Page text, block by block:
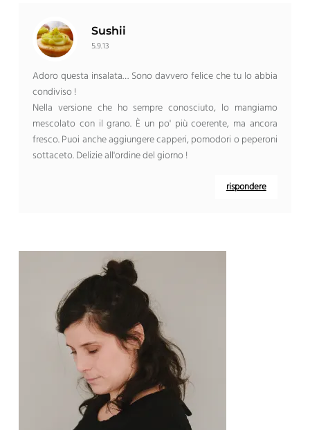
Sushii
5.9.13
Adoro questa insalata… Sono davvero felice che tu lo abbia
condiviso !
Nella versione che ho sempre conosciuto, lo mangiamo
mescolato con il grano. È un po' più coerente, ma ancora
fresco. Puoi anche aggiungere capperi, pomodori o peperoni
sottaceto. Delizie all'ordine del giorno !
rispondere